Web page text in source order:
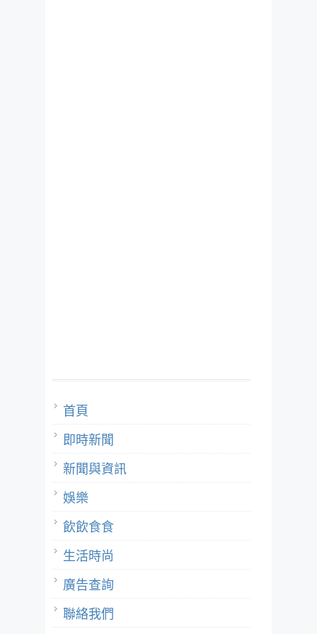
首頁
即時新聞
新聞與資訊
娛樂
飲飲食食
生活時尚
廣告查詢
聯絡我們